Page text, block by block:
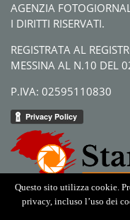
AGENZIA
I DIRITTI RISERVATI.
REGISTRATA AL
MESSINA AL N.10 DEL
P.IVA: 02595110830
Questo sito utilizza cookie.
privacy, incluso l’uso dei